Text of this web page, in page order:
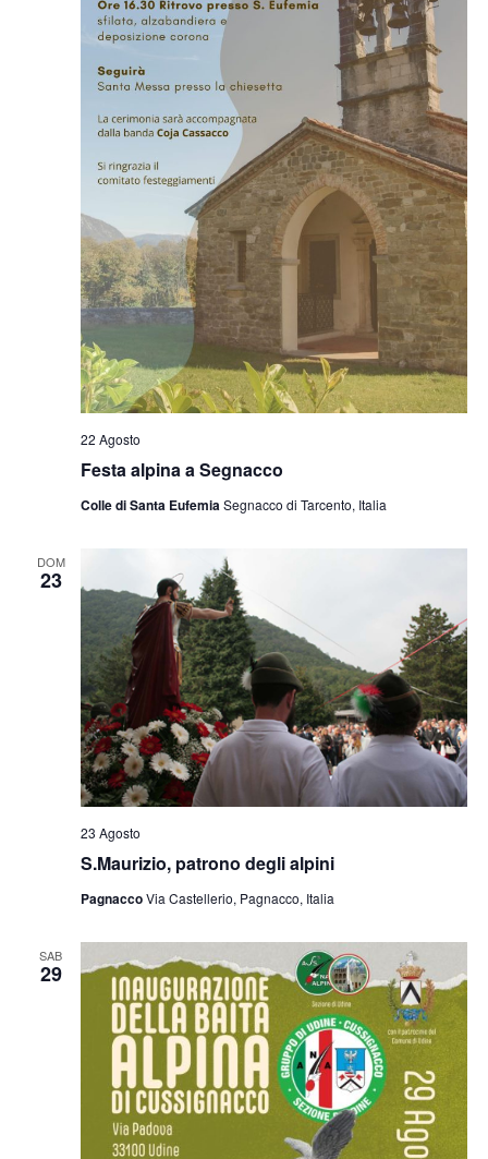
Festa alpina a Segnacco
22 Agosto
Colle di Santa EufemiaSegnacco di Tarcento, Italia
DOM
23
S.Maurizio, patrono degli alpini
23 Agosto
PagnaccoVia Castellerio, Pagnacco, Italia
SAB
29